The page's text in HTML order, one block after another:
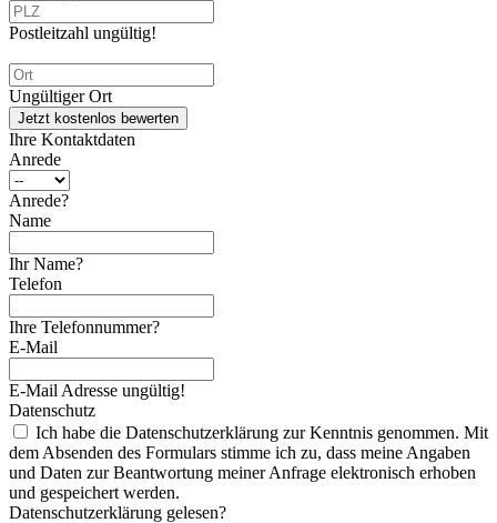
Postleitzahl ungültig!
Ungültiger Ort
Jetzt kostenlos bewerten
Ihre Kontaktdaten
Anrede
Anrede?
Name
Ihr Name?
Telefon
Ihre Telefonnummer?
E-Mail
E-Mail Adresse ungültig!
Datenschutz
Ich habe die Datenschutzerklärung zur Kenntnis genommen. Mit
dem Absenden des Formulars stimme ich zu, dass meine Angaben
und Daten zur Beantwortung meiner Anfrage elektronisch erhoben
und gespeichert werden.
Datenschutzerklärung gelesen?